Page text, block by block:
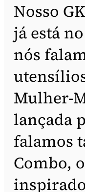
Nosso
já está
nós
Mulher-
lançada
falamos
Combo,